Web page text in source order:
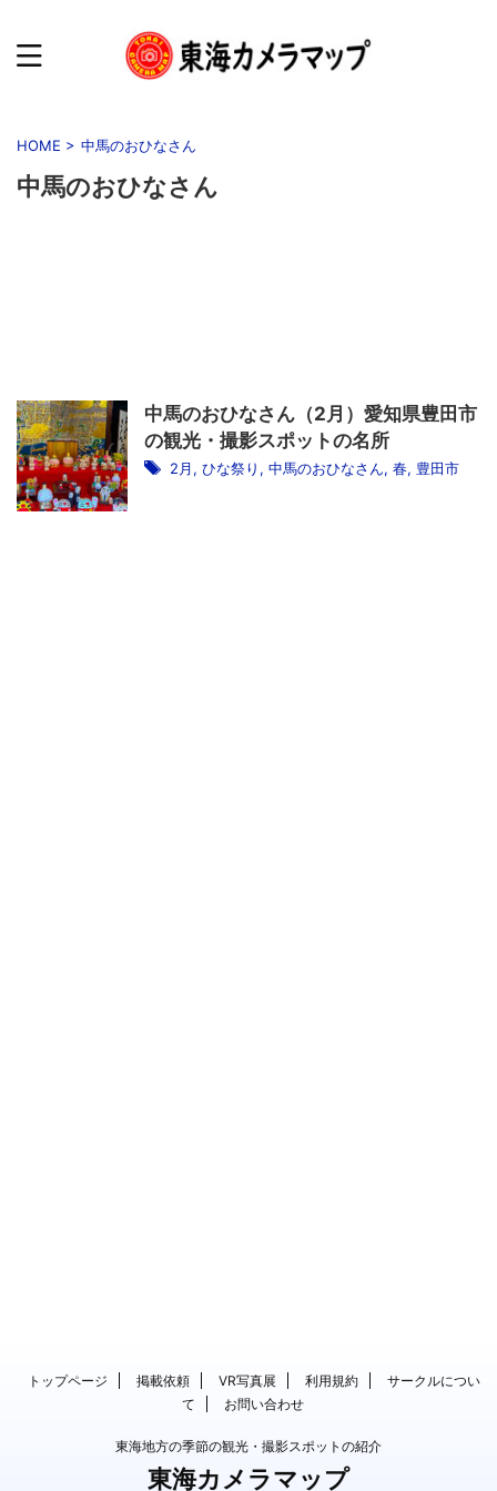
HOME > 中馬のおひなさん
中馬のおひなさん
中馬のおひなさん（2月）愛知県豊田市
の観光・撮影スポットの名所
2月, ひな祭り , 中馬のおひなさん, 春, 豊田市
トップページ 掲載依頼 VR写真展 利用規約
サークルについ
て
お問い合わせ
東海地方の季節の観光・撮影スポットの紹介
東海カメラマップ